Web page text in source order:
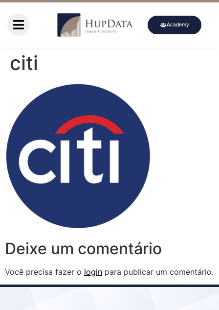
Academy
citi
Deixe um comentário
Você precisa fazer o login para publicar um comentário.